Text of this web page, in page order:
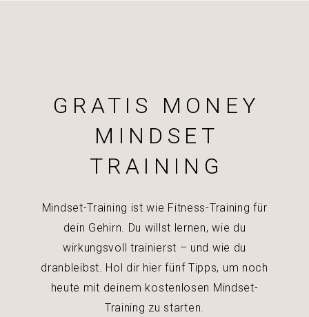
GRATIS MONEY
MINDSET
TRAINING
Mindset-Training ist wie Fitness-Training für
dein Gehirn. Du willst lernen, wie du
wirkungsvoll trainierst – und wie du
dranbleibst. Hol dir hier fünf Tipps, um noch
heute mit deinem kostenlosen Mindset-
Training zu starten.